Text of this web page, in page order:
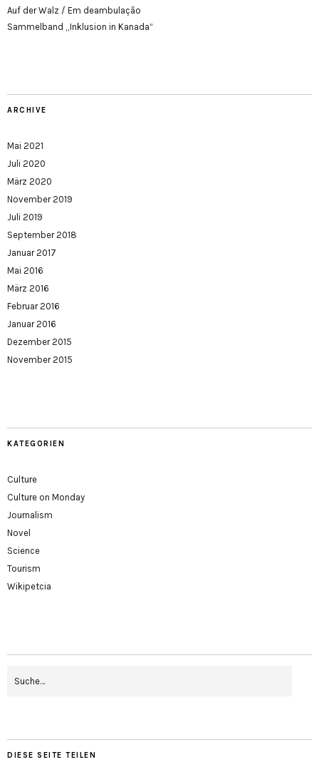
Auf der Walz / Em deambulação
Sammelband „Inklusion in Kanada“
ARCHIVE
Mai 2021
Juli 2020
März 2020
November 2019
Juli 2019
September 2018
Januar 2017
Mai 2016
März 2016
Februar 2016
Januar 2016
Dezember 2015
November 2015
KATEGORIEN
Culture
Culture on Monday
Journalism
Novel
Science
Tourism
Wikipetcia
DIESE SEITE TEILEN